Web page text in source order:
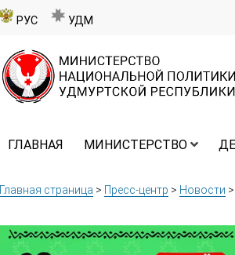
РУС УДМ
ГЛАВНАЯ МИНИСТЕРСТВО
Главная страница > Пресс-центр > Новости >